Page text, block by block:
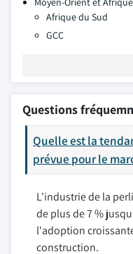
Afrique du Sud
GCC
Questions
Quelle est la
prévue pour le
L'industrie de la
de plus de 7 %
l'adoption
construction.